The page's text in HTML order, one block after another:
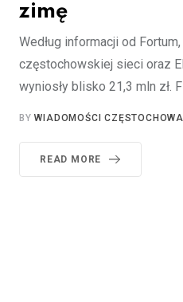
zimę
Według informacji od
częstochowskiej sieci oraz
wyniosły blisko 21,3 mln zł.
BYWIADOMOŚCI CZĘSTOCHOWA
READ MORE